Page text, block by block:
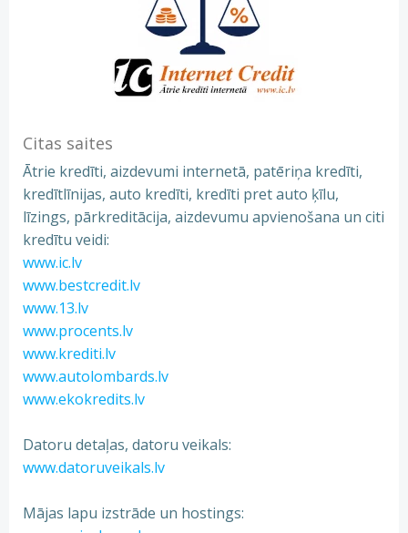
Citas saites
Ātrie kredīti, aizdevumi internetā, patēriņa kredīti,
kredītlīnijas, auto kredīti, kredīti pret auto ķīlu,
līzings, pārkreditācija, aizdevumu apvienošana un citi
kredītu veidi:
www.ic.lv
www.bestcredit.lv
www.13.lv
www.procents.lv
www.krediti.lv
www.autolombards.lv
www.ekokredits.lv
Datoru detaļas, datoru veikals:
www.datoruveikals.lv
Mājas lapu izstrāde un hostings: